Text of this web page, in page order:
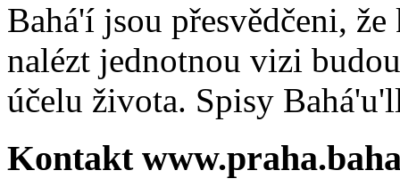
Bahá'í jsou přesvědčeni,
nalézt jednotnou vizi
účelu života. Spisy
Kontakt